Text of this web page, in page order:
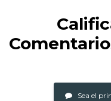
Sea el